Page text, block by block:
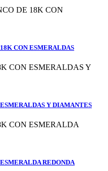
CON ESMERALDAS
Y DIAMANTES
REDONDA